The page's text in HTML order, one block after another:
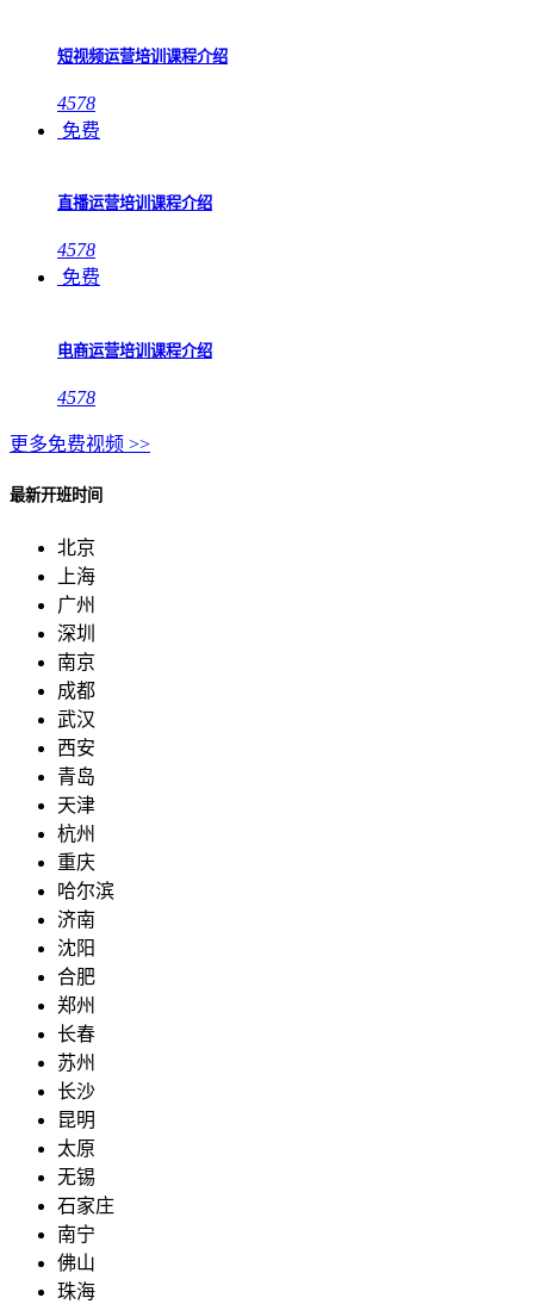
短视频运营培训课程介绍
4578
免费
直播运营培训课程介绍
4578
免费
电商运营培训课程介绍
4578
更多免费视频 >>
最新开班时间
北京
上海
广州
深圳
南京
成都
武汉
西安
青岛
天津
杭州
重庆
哈尔滨
济南
沈阳
合肥
郑州
长春
苏州
长沙
昆明
太原
无锡
石家庄
南宁
佛山
珠海